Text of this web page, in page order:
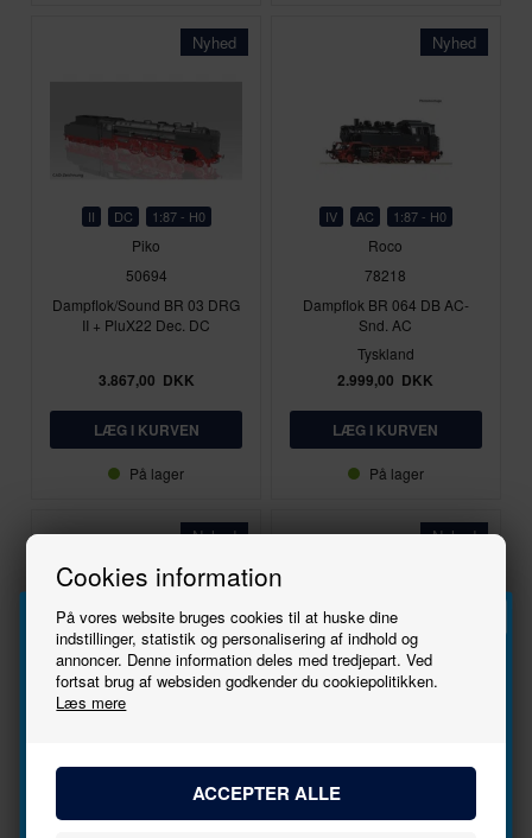
Cookies information
På vores website bruges cookies til at huske dine
indstillinger, statistik og personalisering af indhold og
annoncer. Denne information deles med tredjepart. Ved
fortsat brug af websiden godkender du cookiepolitikken.
Læs mere
Nyhed
II DC 1:87 - H0
Piko
50694
Dampflok/Sound BR 03 DRG
II + PluX22 Dec. DC
3.867,00 DKK
På lager
Nyhed
IV AC 1:87 - H0
Roco
78218
Dampflok BR 064 DB AC-
Snd. AC
Tyskland
2.999,00 DKK
På lager
Nyhed
AC
36873
Tenderlok KLVM AC
Nyhed
50705
Dampflok/Sound BR 62 DR III
+ PluX22 Dec. DC
Tilmeld
Bliv den første til at høre, når der kommer nye